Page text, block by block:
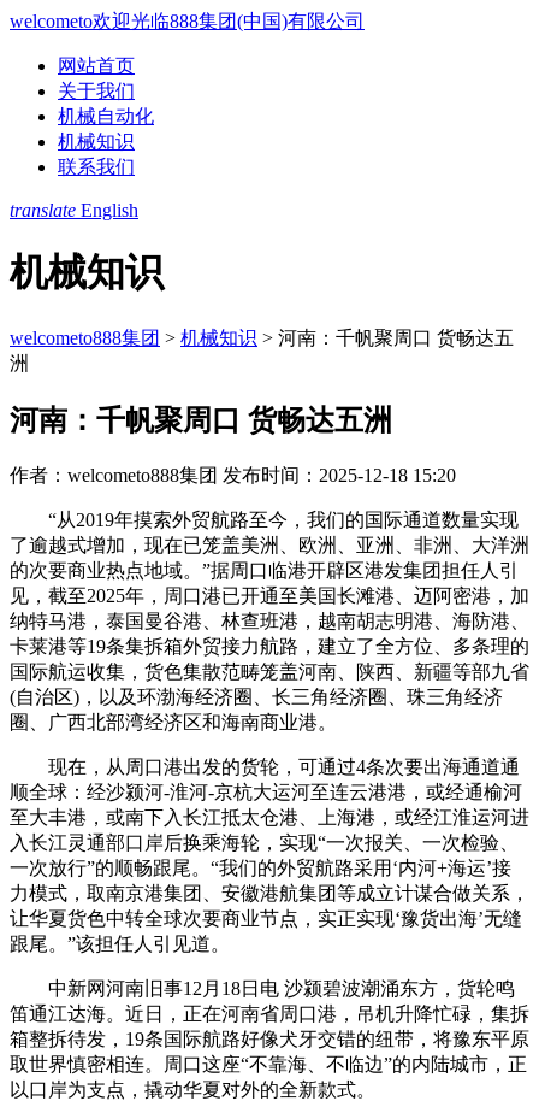
welcometo欢迎光临888集团(中国)有限公司
网站首页
关于我们
机械自动化
机械知识
联系我们
translate English
机械知识
welcometo888集团 > 机械知识 > 河南：千帆聚周口 货畅达五
洲
河南：千帆聚周口 货畅达五洲
作者：welcometo888集团 发布时间：2025-12-18 15:20
“从2019年摸索外贸航路至今，我们的国际通道数量实现
了逾越式增加，现在已笼盖美洲、欧洲、亚洲、非洲、大洋洲
的次要商业热点地域。”据周口临港开辟区港发集团担任人引
见，截至2025年，周口港已开通至美国长滩港、迈阿密港，加
纳特马港，泰国曼谷港、林查班港，越南胡志明港、海防港、
卡莱港等19条集拆箱外贸接力航路，建立了全方位、多条理的
国际航运收集，货色集散范畴笼盖河南、陕西、新疆等部九省
(自治区)，以及环渤海经济圈、长三角经济圈、珠三角经济
圈、广西北部湾经济区和海南商业港。
现在，从周口港出发的货轮，可通过4条次要出海通道通
顺全球：经沙颍河-淮河-京杭大运河至连云港港，或经通榆河
至大丰港，或南下入长江抵太仓港、上海港，或经江淮运河进
入长江灵通部口岸后换乘海轮，实现“一次报关、一次检验、
一次放行”的顺畅跟尾。“我们的外贸航路采用‘内河+海运’接
力模式，取南京港集团、安徽港航集团等成立计谋合做关系，
让华夏货色中转全球次要商业节点，实正实现‘豫货出海’无缝
跟尾。”该担任人引见道。
中新网河南旧事12月18日电 沙颍碧波潮涌东方，货轮鸣
笛通江达海。近日，正在河南省周口港，吊机升降忙碌，集拆
箱整拆待发，19条国际航路好像犬牙交错的纽带，将豫东平原
取世界慎密相连。周口这座“不靠海、不临边”的内陆城市，正
以口岸为支点，撬动华夏对外的全新款式。